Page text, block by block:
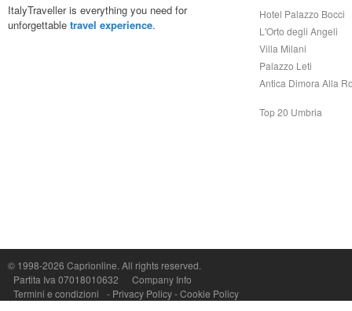
ItalyTraveller is everything you need for
unforgettable travel experience.
Hotel Palazzo Bocci
L'Orto degli Angeli
Villa Milani
Palazzo Leti
Antica Dimora Alla
Top 20 Umbria
© 1998-2026 Caprionline. All rights reserved.
Partita Iva 07018010632
Company Info
Termini e condizioni
- Privacy Policy-Cookie Policy
P.Iva, C.F. e n.Reg.Imprese Napoli: 07018010632 - Rea n.557643